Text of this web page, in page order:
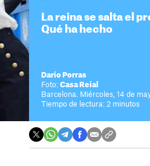
La reina se salta el
Qué ha hecho
Darío Porras
Foto: Casa Reial
Barcelona. Miércoles, 14 de
Tiempo de lectura: 2 minutos